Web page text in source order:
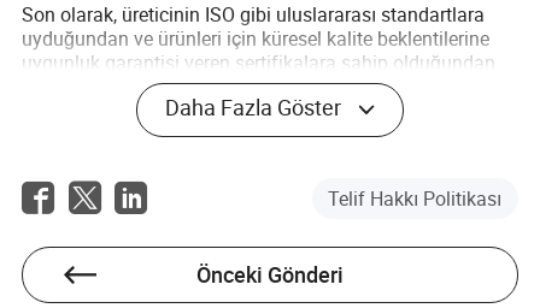
Son olarak, üreticinin ISO gibi uluslararası standartlara
uyduğundan ve ürünleri için küresel kalite beklentilerine
uygunluk garantisi veren sertifikalara sahip olduğundan
Sonuç olarak, bir buhar türbini jeneratörü temin etmek,
ürün sınıflandırmalarını anlamaktan malzeme ve üretici
dikkatli bir şekilde değerlendirilmesini gerektirir. Bu
yönergeleri izleyerek, potansiyel alıcılar yalnızca anlık
Daha Fazla Göster
Telif Hakkı Politikası
Önceki Gönderi